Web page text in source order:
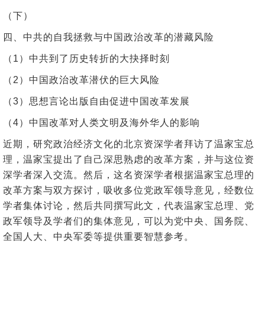
（下）
四、中共的自我拯救与中国政治改革的潜藏风险
（1）中共到了历史转折的大抉择时刻
（2）中国政治改革潜伏的巨大风险
（3）思想言论出版自由促进中国改革发展
（4）中国改革对人类文明及海外华人的影响
近期，研究政治经济文化的北京资深学者拜访了温家宝总
理，温家宝提出了自己深思熟虑的改革方案，并与这位资
深学者深入交流。然后，这名资深学者根据温家宝总理的
改革方案与双方探讨，吸收多位党政军领导意见，经数位
学者集体讨论，然后共同撰写此文，代表温家宝总理、党
政军领导及学者们的集体意见，可以为党中央、国务院、
全国人大、中央军委等提供重要智慧参考。